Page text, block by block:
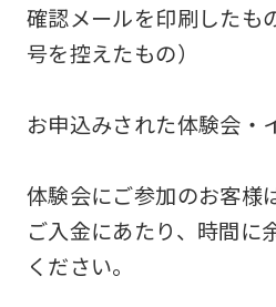
確認メールを印刷したも
号を控えたもの）
お申込みされた体験会・
体験会にご参加のお客様
ご入金にあたり、時間に
ください。
be
an